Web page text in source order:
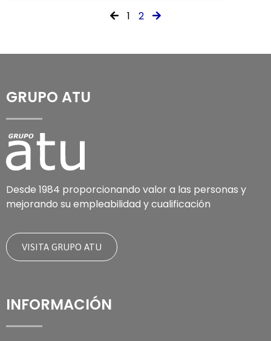
1 2
GRUPO ATU
Desde 1984 proporcionando valor a las personas y
mejorando su empleabilidad y cualificación
VISITA GRUPO ATU
INFORMACIÓN